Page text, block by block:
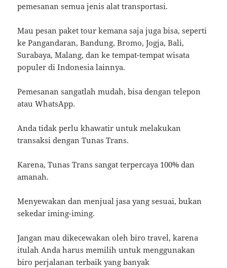
pemesanan semua jenis alat transportasi.
Mau pesan paket tour kemana saja juga bisa, seperti
ke Pangandaran, Bandung, Bromo, Jogja, Bali,
Surabaya, Malang, dan ke tempat-tempat wisata
populer di Indonesia lainnya.
Pemesanan sangatlah mudah, bisa dengan telepon
atau WhatsApp.
Anda tidak perlu khawatir untuk melakukan
transaksi dengan Tunas Trans.
Karena, Tunas Trans sangat terpercaya 100% dan
amanah.
Menyewakan dan menjual jasa yang sesuai, bukan
sekedar iming-iming.
Jangan mau dikecewakan oleh biro travel, karena
itulah Anda harus memilih untuk menggunakan
biro perjalanan terbaik yang banyak